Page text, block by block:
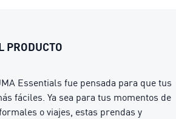
PRODUCTO
Essentials fue pensada para que tus
fáciles. Ya sea para tus momentos de
o viajes, estas prendas y